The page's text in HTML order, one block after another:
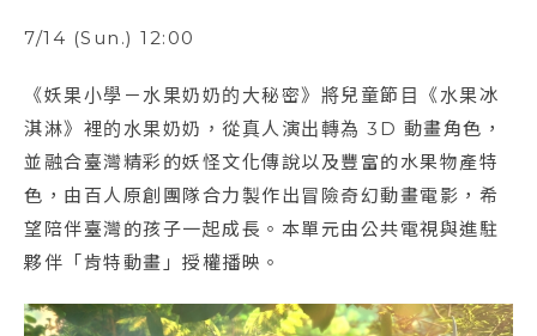
7/14 (Sun.) 12:00
《妖果小學－水果奶奶的大秘密》將兒童節目《水果冰
淇淋》裡的水果奶奶，從真人演出轉為 3D 動畫角色，
並融合臺灣精彩的妖怪文化傳說以及豐富的水果物產特
色，由百人原創團隊合力製作出冒險奇幻動畫電影，希
望陪伴臺灣的孩子一起成長。本單元由公共電視與進駐
夥伴「肯特動畫」授權播映。